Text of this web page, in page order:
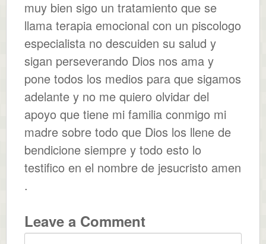
muy bien sigo un tratamiento que se
llama terapia emocional con un piscologo
especialista no descuiden su salud y
sigan perseverando Dios nos ama y
pone todos los medios para que sigamos
adelante y no me quiero olvidar del
apoyo que tiene mi familia conmigo mi
madre sobre todo que Dios los llene de
bendicione siempre y todo esto lo
testifico en el nombre de jesucristo amen
.
Leave a Comment